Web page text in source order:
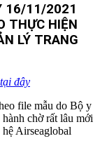
16/11/2021
THỰC HIỆN
LÝ TRANG
tại đây
file mẫu do Bộ y
chờ rất lâu mới
Airseaglobal